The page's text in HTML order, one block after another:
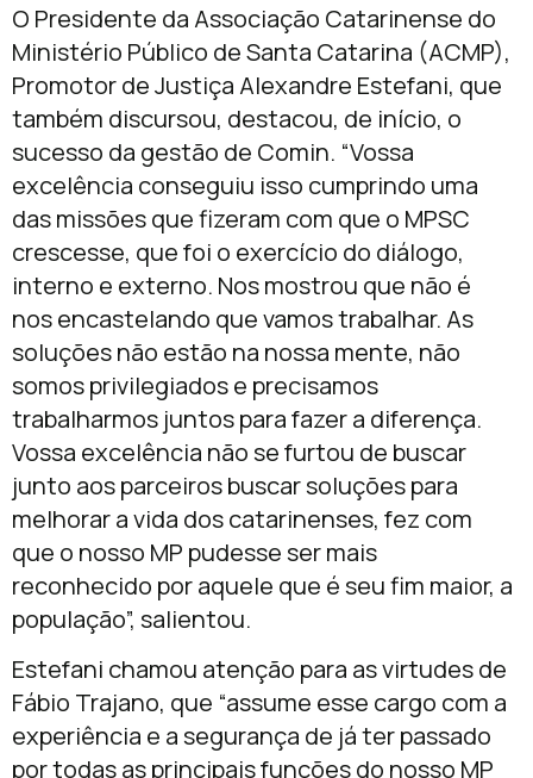
O Presidente da Associação Catarinense do
Ministério Público de Santa Catarina (ACMP),
Promotor de Justiça Alexandre Estefani, que
também discursou, destacou, de início, o
sucesso da gestão de Comin. “Vossa
excelência conseguiu isso cumprindo uma
das missões que fizeram com que o MPSC
crescesse, que foi o exercício do diálogo,
interno e externo. Nos mostrou que não é
nos encastelando que vamos trabalhar. As
soluções não estão na nossa mente, não
somos privilegiados e precisamos
trabalharmos juntos para fazer a diferença.
Vossa excelência não se furtou de buscar
junto aos parceiros buscar soluções para
melhorar a vida dos catarinenses, fez com
que o nosso MP pudesse ser mais
reconhecido por aquele que é seu fim maior, a
população”, salientou.
Estefani chamou atenção para as virtudes de
Fábio Trajano, que “assume esse cargo com a
experiência e a segurança de já ter passado
por todas as principais funções do nosso MP